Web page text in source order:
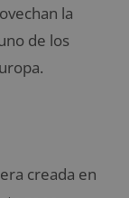
la
de los
creada en